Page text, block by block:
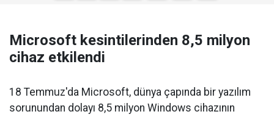
Microsoft kesintilerinden 8,5 milyon
cihaz etkilendi
18 Temmuz'da Microsoft, dünya çapında bir yazılım
sorunundan dolayı 8,5 milyon Windows cihazının